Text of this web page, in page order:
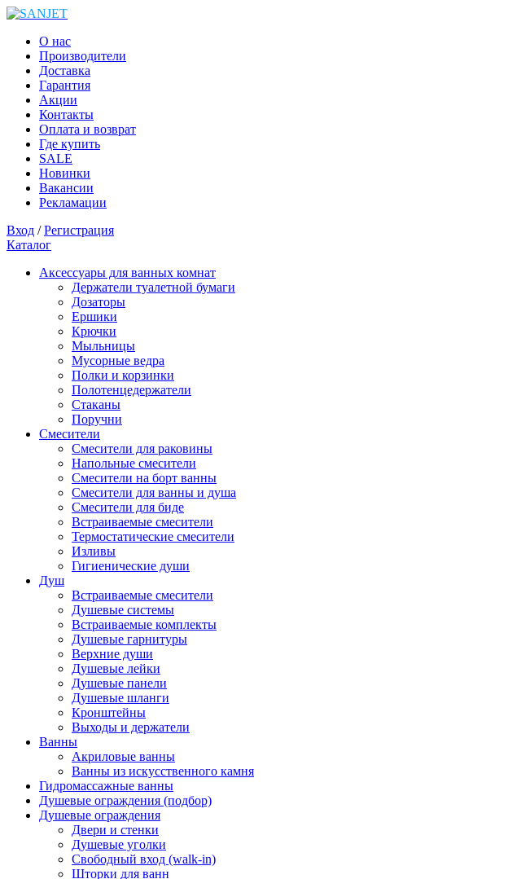
О нас
Производители
Доставка
Гарантия
Акции
Контакты
Оплата и возврат
Где купить
SALE
Новинки
Вакансии
Рекламации
Вход /Регистрация
Каталог
Аксессуары для ванных комнат
Держатели туалетной бумаги
Дозаторы
Ершики
Крючки
Мыльницы
Мусорные ведра
Полки и корзинки
Полотенцедержатели
Стаканы
Поручни
Смесители
Смесители для раковины
Напольные смесители
Смесители на борт ванны
Смесители для ванны и душа
Смесители для биде
Встраиваемые смесители
Термостатические смесители
Изливы
Гигиенические души
Душ
Встраиваемые смесители
Душевые системы
Встраиваемые комплекты
Душевые гарнитуры
Верхние души
Душевые лейки
Душевые панели
Душевые шланги
Кронштейны
Выходы и держатели
Ванны
Акриловые ванны
Ванны из искусственного камня
Гидромассажные ванны
Душевые ограждения (подбор)
Душевые ограждения
Двери и стенки
Душевые уголки
Свободный вход (walk-in)
Шторки для ванн